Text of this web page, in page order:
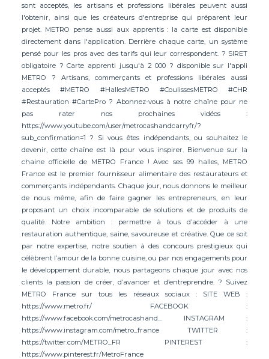
sont acceptés, les artisans et professions libérales peuvent aussi
l'obtenir, ainsi que les créateurs d'entreprise qui préparent leur
projet. METRO pense aussi aux apprentis : la carte est disponible
directement dans l'application. Derrière chaque carte, un système
pensé pour les pros avec des tarifs qui leur correspondent. ? SIRET
obligatoire ? Carte apprenti jusqu'à 2 000 ? disponible sur l'appli
METRO ? Artisans, commerçants et professions libérales aussi
acceptés #METRO #HallesMETRO #CoulissesMETRO #CHR
#Restauration #CartePro ? Abonnez-vous à notre chaîne pour ne
pas rater nos prochaines vidéos :
https://www.youtube.com/user/metrocashandcarryfr/?
sub_confirmation=1 ? Si vous êtes indépendants, ou souhaitez le
devenir, cette chaîne est là pour vous inspirer. Bienvenue sur la
chaine officielle de METRO France ! Avec ses 99 halles, METRO
France est le premier fournisseur alimentaire des restaurateurs et
commerçants indépendants. Chaque jour, nous donnons le meilleur
de nous même, afin de faire gagner les entrepreneurs, en leur
proposant un choix incomparable de solutions et de produits de
qualité. Notre ambition : permettre à tous d’accéder à une
restauration authentique, saine, savoureuse et créative. Que ce soit
par notre expertise, notre soutien à des concours prestigieux qui
célèbrent l’amour de la bonne cuisine, ou par nos engagements pour
le développement durable, nous partageons chaque jour avec nos
clients la passion de créer, d’avancer et d’entreprendre. ? Suivez
METRO France sur tous les réseaux sociaux : SITE WEB :
https://www.metro.fr/ FACEBOOK :
https://www.facebook.com/metrocashand... INSTAGRAM :
https://www.instagram.com/metro_france TWITTER :
https://twitter.com/METRO_FR PINTEREST :
https://www.pinterest.fr/MetroFrance